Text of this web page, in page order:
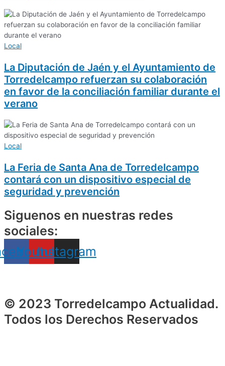
Local
La Diputación de Jaén y el Ayuntamiento de
Torredelcampo refuerzan su colaboración
en favor de la conciliación familiar durante el
verano
Local
La Feria de Santa Ana de Torredelcampo
contará con un dispositivo especial de
seguridad y prevención
Siguenos en nuestras redes
sociales:
Youtube
Instagram
© 2023 Torredelcampo Actualidad.
Todos los Derechos Reservados